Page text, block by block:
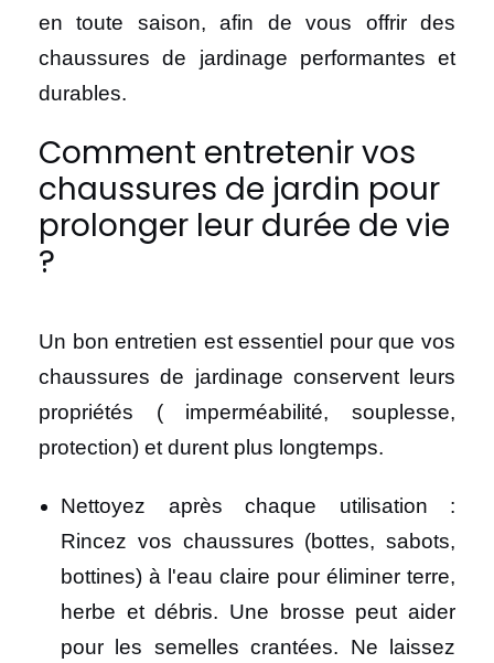
en toute saison, afin de vous offrir des
chaussures de jardinage performantes et
durables.
Comment entretenir vos
chaussures de jardin pour
prolonger leur durée de vie
?
Un bon entretien est essentiel pour que vos
chaussures de jardinage conservent leurs
propriétés ( imperméabilité, souplesse,
protection) et durent plus longtemps.
Nettoyez après chaque utilisation :
Rincez vos chaussures (bottes, sabots,
bottines) à l'eau claire pour éliminer terre,
herbe et débris. Une brosse peut aider
pour les semelles crantées. Ne laissez